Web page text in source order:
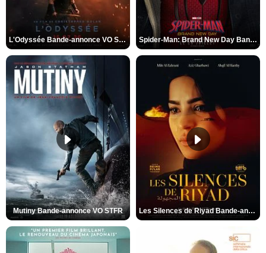
L'Odyssée Bande-annonce VO STFR Spider-Man: Brand New Day Bande-annonce VO STFR
Mutiny Bande-annonce VO STFR Les Silences de Riyad Bande-annonce VO STFR